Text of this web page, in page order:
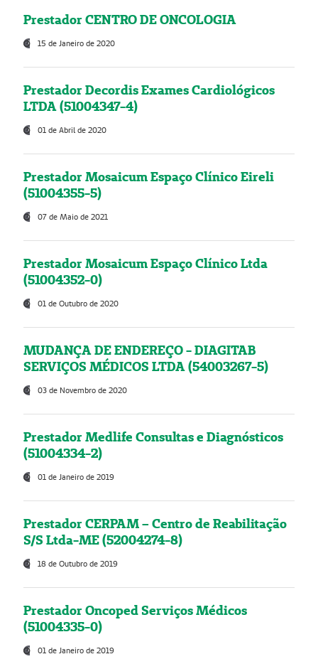
Prestador CENTRO DE ONCOLOGIA
15 de Janeiro de 2020
Prestador Decordis Exames Cardiológicos
LTDA (51004347-4)
01 de Abril de 2020
Prestador Mosaicum Espaço Clínico Eireli
(51004355-5)
07 de Maio de 2021
Prestador Mosaicum Espaço Clínico Ltda
(51004352-0)
01 de Outubro de 2020
MUDANÇA DE ENDEREÇO - DIAGITAB
SERVIÇOS MÉDICOS LTDA (54003267-5)
03 de Novembro de 2020
Prestador Medlife Consultas e Diagnósticos
(51004334-2)
01 de Janeiro de 2019
Prestador CERPAM – Centro de Reabilitação
S/S Ltda-ME (52004274-8)
18 de Outubro de 2019
Prestador Oncoped Serviços Médicos
(51004335-0)
01 de Janeiro de 2019